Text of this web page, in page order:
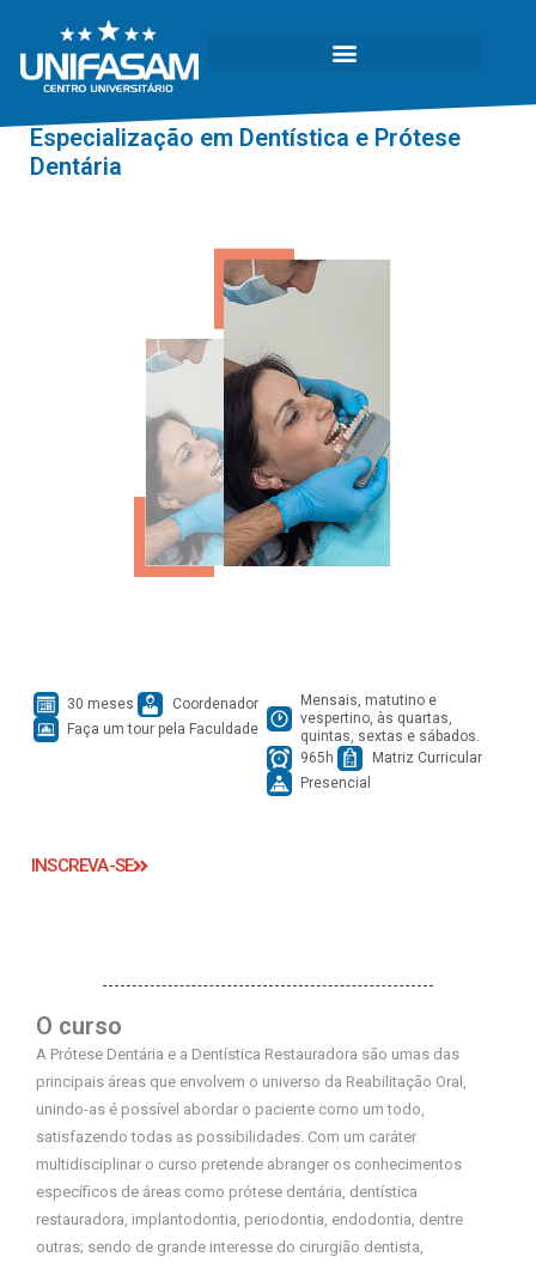
Especialização em Dentística e Prótese
Dentária
30 meses
Coordenador
Faça um tour pela Faculdade
Mensais, matutino e
vespertino, às quartas,
quintas, sextas e sábados.
965h
Matriz Curricular
Presencial
INSCREVA-SE
O curso
A Prótese Dentária e a Dentística Restauradora são umas das
principais áreas que envolvem o universo da Reabilitação Oral,
unindo-as é possível abordar o paciente como um todo,
satisfazendo todas as possibilidades. Com um caráter
multidisciplinar o curso pretende abranger os conhecimentos
específicos de áreas como prótese dentária, dentística
restauradora, implantodontia, periodontia, endodontia, dentre
outras; sendo de grande interesse do cirurgião dentista,